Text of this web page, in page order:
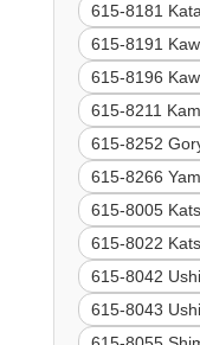
615-8181
615-8191
615-8196
615-8211
615-8252
615-8266
615-8005
615-8022
615-8042
615-8043